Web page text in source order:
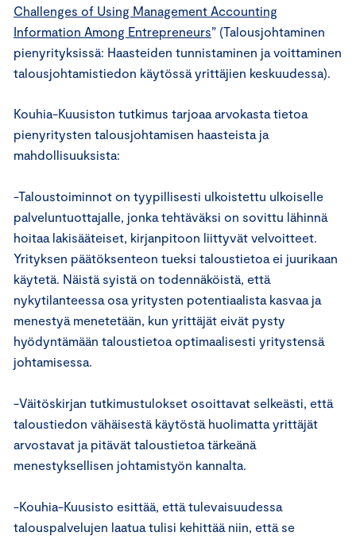
Challenges of Using Management Accounting
Information Among Entrepreneurs” (Talousjohtaminen
pienyrityksissä: Haasteiden tunnistaminen ja voittaminen
talousjohtamistiedon käytössä yrittäjien keskuudessa).
Kouhia-Kuusiston tutkimus tarjoaa arvokasta tietoa
pienyritysten talousjohtamisen haasteista ja
mahdollisuuksista:
-Taloustoiminnot on tyypillisesti ulkoistettu ulkoiselle
palveluntuottajalle, jonka tehtäväksi on sovittu lähinnä
hoitaa lakisääteiset, kirjanpitoon liittyvät velvoitteet.
Yrityksen päätöksenteon tueksi taloustietoa ei juurikaan
käytetä. Näistä syistä on todennäköistä, että
nykytilanteessa osa yritysten potentiaalista kasvaa ja
menestyä menetetään, kun yrittäjät eivät pysty
hyödyntämään taloustietoa optimaalisesti yritystensä
johtamisessa.
-Väitöskirjan tutkimustulokset osoittavat selkeästi, että
taloustiedon vähäisestä käytöstä huolimatta yrittäjät
arvostavat ja pitävät taloustietoa tärkeänä
menestyksellisen johtamistyön kannalta.
-Kouhia-Kuusisto esittää, että tulevaisuudessa
talouspalvelujen laatua tulisi kehittää niin, että se